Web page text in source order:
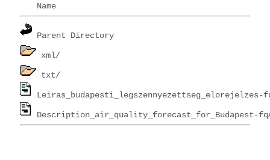
Name
Parent Directory
xml/
txt/
Leiras_budapesti_legszennyezettseg_elorejelzes-
Description_air_quality_forecast_for_Budapest-